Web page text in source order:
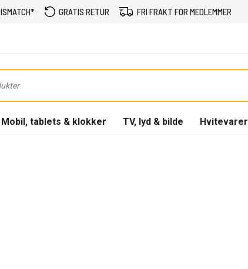
GRATIS RETUR FRI FRAKT FOR MEDLEMMER
Mobil, tablets & klokker TV, lyd & bilde Hvitevarer